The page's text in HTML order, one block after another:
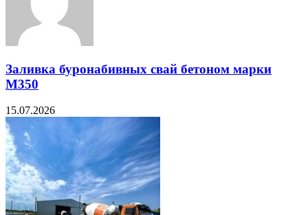
Заливка буронабивных свай бетоном марки
М350
15.07.2026